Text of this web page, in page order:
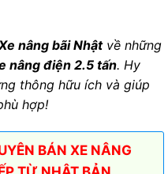
nâng bãi Nhậtvề những
nâng điện 2.5 tấn. Hy
thông hữu ích và giúp
hợp!
BÁN XE NÂNG